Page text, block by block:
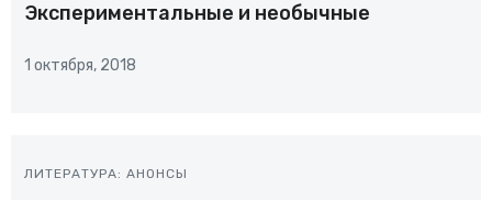
Экспериментальные и необычные
1 октября, 2018
ЛИТЕРАТУРА: АНОНСЫ